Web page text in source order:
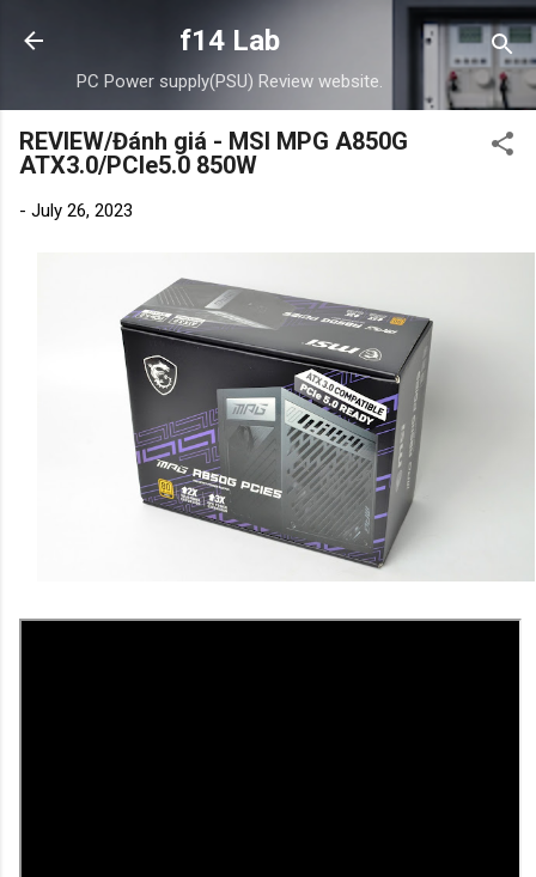
Skip to main content
f14 Lab
PC Power supply(PSU) Review website.
REVIEW/Đánh giá - MSI MPG A850G
ATX3.0/PCIe5.0 850W
- July 26, 2023